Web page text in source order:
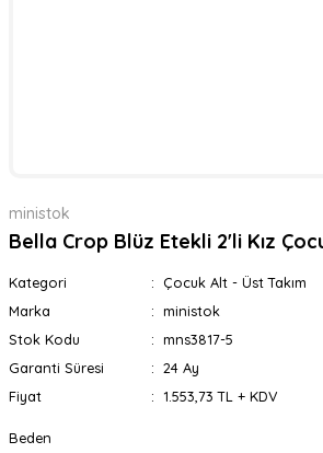
ministok
Bella Crop Blüz Etekli 2'li Kız
Kategori
Çocuk Alt - Üst Takım
Marka
ministok
Stok Kodu
mns3817-5
Garanti Süresi
24 Ay
Fiyat
1.553,73 TL + KDV
Beden